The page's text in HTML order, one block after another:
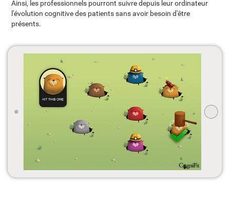
Ainsi, les professionnels pourront suivre depuis leur ordinateur
l'évolution cognitive des patients sans avoir besoin d'être
présents.